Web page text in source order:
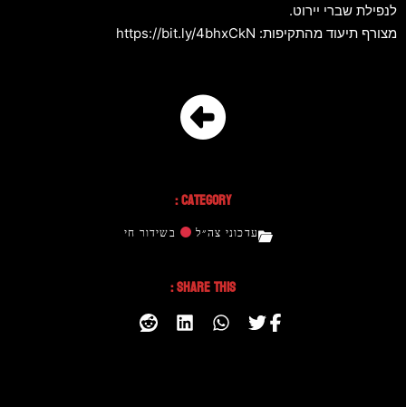
לנפילת שברי יירוט.
מצורף תיעוד מהתקיפות: https://bit.ly/4bhxCkN
Category :
עדכוני צה״ל בשידור חי
Share This :